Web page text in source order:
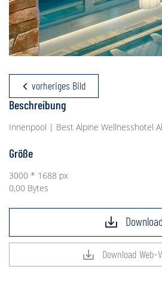
vorheriges Bild
Beschreibung
Innenpool | Best Alpine Wellnesshotel
Größe
3000 * 1688 px
0,00 Bytes
Download
Download Web-